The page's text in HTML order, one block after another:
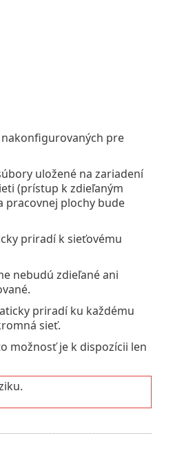
pre
uložené na zariadení
(prístup k zdieľaným
pracovnej plochy bude
priradí k sieťovému
nebudú zdieľané ani
priradí ku každému
sieť.
možnosť je k dispozícii len